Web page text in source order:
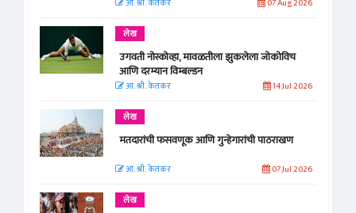
आ. श्री. केतकर 07 Aug 2026
लेख
उगवती नोस्कोव्हा, मावळतीला झुकलेला जोकोविच
आणि दरम्यान विम्बल्डन
आ. श्री. केतकर 14 Jul 2026
लेख
मतदारांची फसवणूक आणि गुन्हेगारांची पाठराखण
आ. श्री. केतकर 07 Jul 2026
लेख